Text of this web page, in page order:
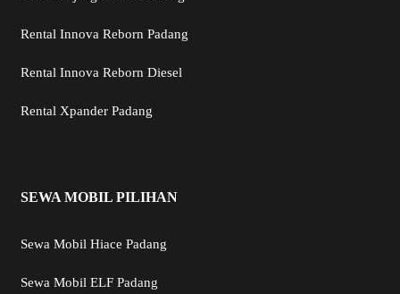
Rental Innova Reborn Padang
Rental Innova Reborn Diesel
Rental Xpander Padang
SEWA MOBIL PILIHAN
Sewa Mobil Hiace Padang
Sewa Mobil ELF Padang